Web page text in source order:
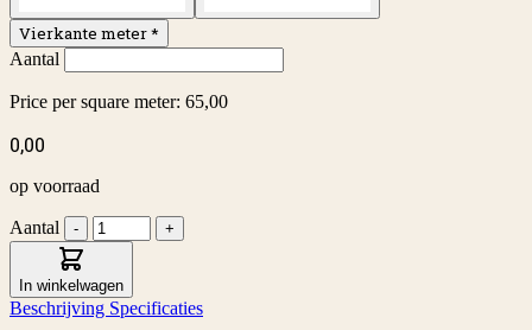
Vierkante meter*
Aantal
Price per square meter: 65,00
0,00
op voorraad
Aantal - +
In winkelwagen
Beschrijving Specificaties